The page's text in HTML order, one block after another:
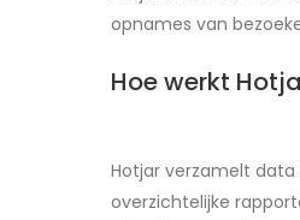
opnames van
Hoe werkt
Hotjar verzamelt
overzichtelijke